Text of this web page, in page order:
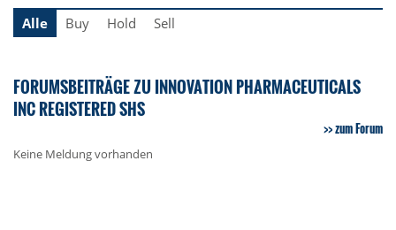
Alle
Buy Hold Sell
FORUMSBEITRÄGE ZU INNOVATION PHARMACEUTICALS
INC REGISTERED SHS
zum Forum
Keine Meldung vorhanden